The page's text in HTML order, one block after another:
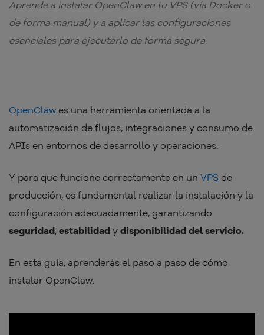
Aprende a instalar OpenClaw en tu VPS (vía Docker o
de forma manual) y a aplicar las configuraciones
esenciales para ejecutarlo de forma segura.
OpenClaw es una herramienta orientada a la
automatización de flujos, integraciones y consumo de
APIs en entornos de desarrollo y operaciones.
Y para que funcione correctamente en un VPS de
producción, es fundamental realizar la instalación y la
configuración adecuadamente, garantizando
seguridad, estabilidad y disponibilidad del servicio.
En esta guía, aprenderás el paso a paso de cómo
instalar OpenClaw.